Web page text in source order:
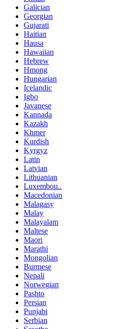
Galician
Georgian
Gujarati
Haitian
Hausa
Hawaiian
Hebrew
Hmong
Hungarian
Icelandic
Igbo
Javanese
Kannada
Kazakh
Khmer
Kurdish
Kyrgyz
Latin
Latvian
Lithuanian
Luxembou..
Macedonian
Malagasy
Malay
Malayalam
Maltese
Maori
Marathi
Mongolian
Burmese
Nepali
Norwegian
Pashto
Persian
Punjabi
Serbian